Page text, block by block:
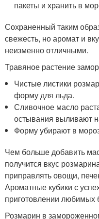
пакеты и хранить в
Сохраненный таким
свежесть, но аромат и
неизменно отличными.
Травяное растение
Чистые листики
форму для льда.
Сливочное масло
остывания выливают
Форму убирают в
Чем больше добавить
получится вкус
приправлять овощи,
Ароматные кубики с
приготовлении любимых
Розмарин в